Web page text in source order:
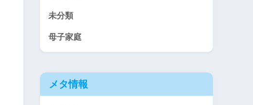
未分類
母子家庭
メタ情報